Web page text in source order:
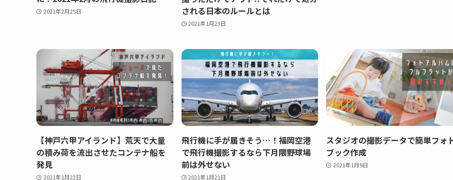
2021年2月25日
される日本のルールとは
2021年1月23日
【神戸六甲アイランド】荒天で大量
の積み荷を流出させたコンテナ船を
発見
2021年1月22日
飛行機に手が届きそう…！福岡空港
で飛行機撮影するなら下月隈野球場
前は外せない
2021年1月21日
スタジオの撮影データで簡単フォ
ブック作成
2021年1月9日